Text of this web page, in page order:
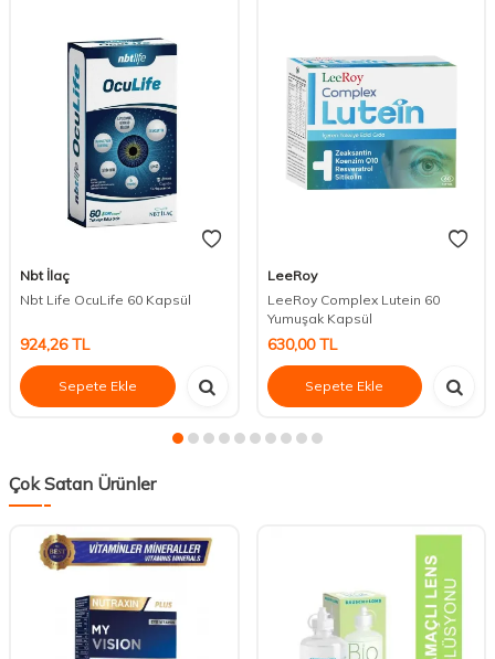
Nbt İlaç
Nbt Life OcuLife 60 Kapsül
924,26TL
Sepete Ekle
LeeRoy
LeeRoy Complex Lutein 60
Yumuşak Kapsül
630,00TL
Sepete Ekle
Çok Satan Ürünler